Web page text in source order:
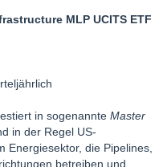
MLP UCITS ETF
in sogenannte Master
in der Regel US-
Energiesektor, die Pipelines,
betreiben und